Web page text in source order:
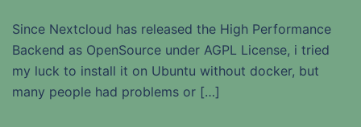
Since Nextcloud has released the High Performance
Backend as OpenSource under AGPL License, i tried
my luck to install it on Ubuntu without docker, but
many people had problems or […]